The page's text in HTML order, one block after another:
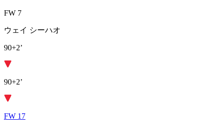
FW 7
ウェイ シーハオ
90+2’
90+2’
FW 17